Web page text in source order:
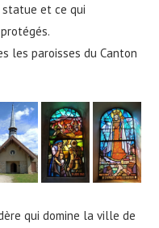
et ce qui
les paroisses du Canton
qui domine la ville de